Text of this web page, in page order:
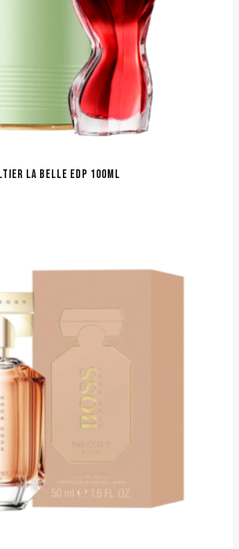
LA BELLE EDP 100ML